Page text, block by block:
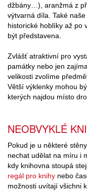
džbány…), aranžmá z
výtvarná díla. Také
historické hoblíky až po
být představena.
Zvlášť atraktivní pro
památky nebo jen
velikosti zvolíme
Větší výklenky mohou
kterých najdou místo
NEOBVYKLÉ
Pokud je u některé
nechat udělat na míru i
kdy knihovna stoupá
regál pro knihy nebo
možnosti uvítají všichni